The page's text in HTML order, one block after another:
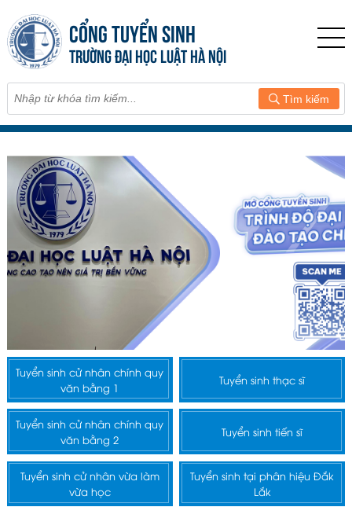
CỔNG TUYỂN SINH
TRƯỜNG ĐẠI HỌC LUẬT HÀ NỘI
Tìm kiếm
Tuyển sinh cử nhân chính quy
văn bằng 1
Tuyển sinh thạc sĩ
Tuyển sinh cử nhân chính quy
văn bằng 2
Tuyển sinh tiến sĩ
Tuyển sinh cử nhân vừa làm
vừa học
Tuyển sinh tại phân hiệu Đắk
Lắk